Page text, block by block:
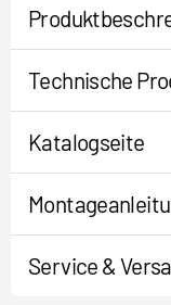
Technische
Katalogseite
Service &